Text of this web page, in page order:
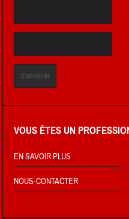
VOUS ÊTES UN
EN SAVOIR PLUS
NOUS-CONTACTER